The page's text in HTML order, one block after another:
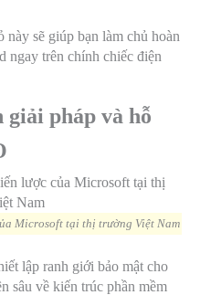
sẽ giúp bạn làm chủ hoàn
ngay trên chính chiếc điện
pháp và hỗ
Microsoft tại thị trường Việt Nam
lập ranh giới bảo mật cho
sâu về kiến trúc phần mềm